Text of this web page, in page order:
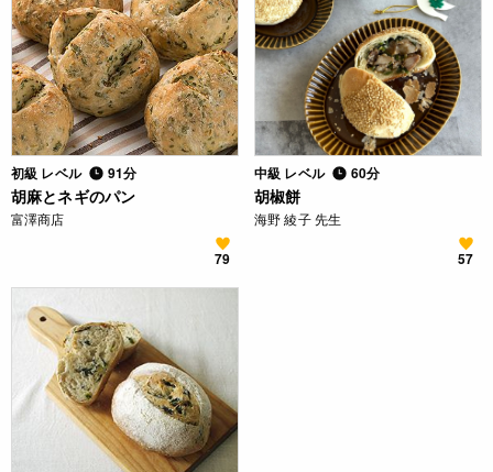
初級 レベル 91分
胡麻とネギのパン
富澤商店
79
中級 レベル 60分
胡椒餅
海野 綾子 先生
57